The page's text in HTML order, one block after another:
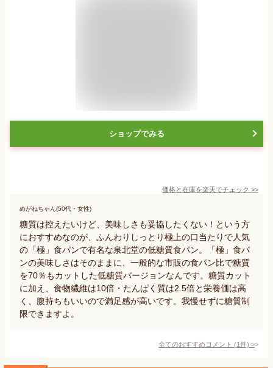
ショップでみる
価格と在庫を楽天でチェック >>
めがねちゃん(50代・女性)
糖質は控えたいけど、美味しさも妥協したくない！という方
におすすめなのが、ふんわりしっとり極上の口当たりで人気
の「極」食パンで有名な泉北堂の低糖質食パン。「極」食パ
ンの美味しさはそのままに、一般的な市販の食パン比で糖質
を70％もカットした低糖質バージョンなんです。糖質カット
に加え、食物繊維は10倍・たんぱく質は2.5倍と栄養価は高
く、腹持ちもいいので満足感が高いです。我慢せずに糖質制
限できますよ。
全てのおすすめコメント (1件) >